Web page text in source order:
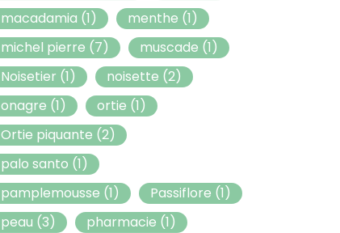
macadamia (1) menthe (1)
michel pierre (7) muscade (1)
Noisetier (1) noisette (2)
onagre (1) ortie (1)
Ortie piquante (2)
palo santo (1)
pamplemousse (1) Passiflore (1)
peau (3) pharmacie (1)